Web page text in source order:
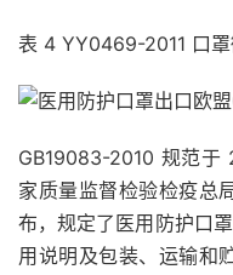
表 4 YY0469-2011 口
GB19083-2010 规范
家质量监督检验检疫总
布，规定了医用防护口
用说明及包装、运输和